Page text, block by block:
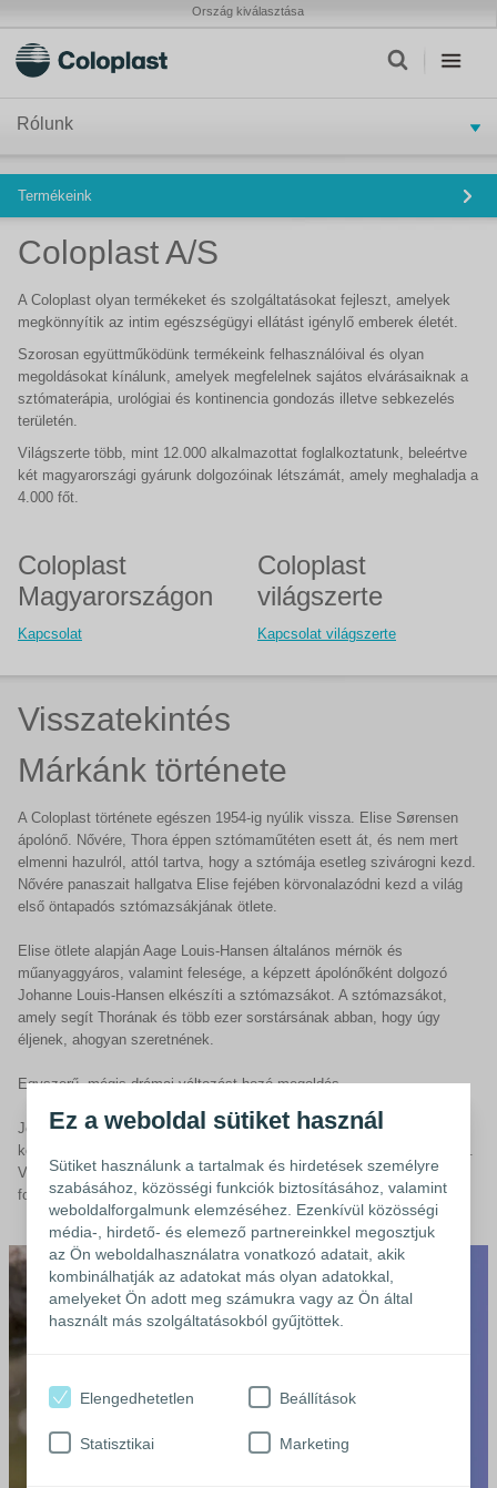
Ez a weboldal sütiket használ
Sütiket használunk a tartalmak és hirdetések személyre
szabásához, közösségi funkciók biztosításához, valamint
weboldalforgalmunk elemzéséhez. Ezenkívül közösségi
média-, hirdető- és elemező partnereinkkel megosztjuk
az Ön weboldalhasználatra vonatkozó adatait, akik
kombinálhatják az adatokat más olyan adatokkal,
amelyeket Ön adott meg számukra vagy az Ön által
használt más szolgáltatásokból gyűjtöttek.
Elengedhetetlen Beállítások
Statisztikai Marketing
Ország kiválasztása
Rólunk
Termékeink
Coloplast A/S
A Coloplast olyan termékeket és szolgáltatásokat fejleszt, amelyek
megkönnyítik az intim egészségügyi ellátást igénylő emberek életét.
Szorosan együttműködünk termékeink felhasználóival és olyan
megoldásokat kínálunk, amelyek megfelelnek sajátos elvárásaiknak a
sztómaterápia, urológiai és kontinencia gondozás illetve sebkezelés
területén.
Világszerte több, mint 12.000 alkalmazottat foglalkoztatunk, beleértve
két magyarországi gyárunk dolgozóinak létszámát, amely meghaladja a
4.000 főt.
Coloplast
Magyarországon
Kapcsolat
Coloplast
világszerte
Kapcsolat világszerte
Visszatekintés
Márkánk története
A Coloplast története egészen 1954-ig nyúlik vissza. Elise Sørensen
ápolónő. Nővére, Thora éppen sztómaműtéten esett át, és nem mert
elmenni hazulról, attól tartva, hogy a sztómája esetleg szivárogni kezd.
Nővére panaszait hallgatva Elise fejében körvonalazódni kezd a világ
első öntapadós sztómazsákjának ötlete.
Elise ötlete alapján Aage Louis-Hansen általános mérnök és
műanyaggyáros, valamint felesége, a képzett ápolónőként dolgozó
Johanne Louis-Hansen elkészíti a sztómazsákot. A sztómazsákot,
amely segít Thorának és több ezer sorstársának abban, hogy úgy
éljenek, ahogyan szeretnének.
Egyszerű, mégis drámai változást hozó megoldás.
Jelenleg a következő területeken működünk: sztómaellátás,
kontinenciaellátás, sebkezelés és bőrápolás, valamint urológiai ellátás.
Világszerte jelen vagyunk, és több mint 12 ezer alkalmazottat
foglalkoztatunk.